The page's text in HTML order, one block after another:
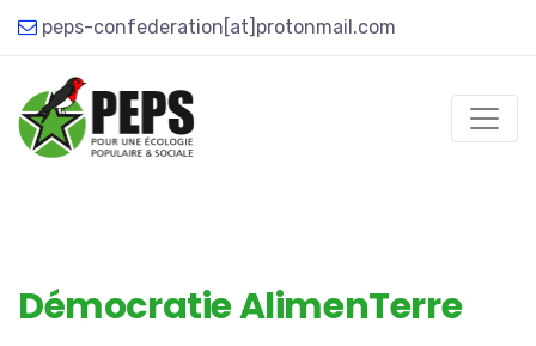
peps-confederation[at]protonmail.com
Démocratie AlimenTerre